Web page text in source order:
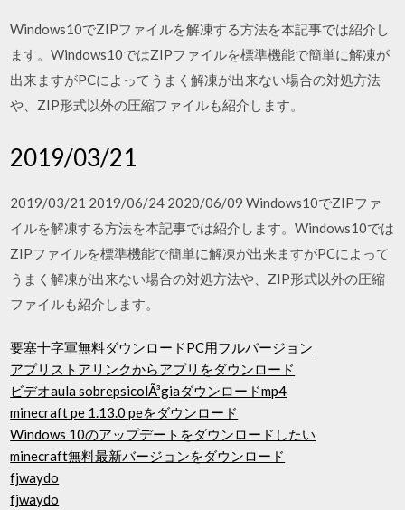
Windows10でZIPファイルを解凍する方法を本記事では紹介し
ます。Windows10ではZIPファイルを標準機能で簡単に解凍が
出来ますがPCによってうまく解凍が出来ない場合の対処方法
や、ZIP形式以外の圧縮ファイルも紹介します。
2019/03/21
2019/03/21 2019/06/24 2020/06/09 Windows10でZIPファ
イルを解凍する方法を本記事では紹介します。Windows10では
ZIPファイルを標準機能で簡単に解凍が出来ますがPCによって
うまく解凍が出来ない場合の対処方法や、ZIP形式以外の圧縮
ファイルも紹介します。
要塞十字軍無料ダウンロードPC用フルバージョン
アプリストアリンクからアプリをダウンロード
ビデオaula sobrepsicolÃ³giaダウンロードmp4
minecraft pe 1.13.0 peをダウンロード
Windows 10のアップデートをダウンロードしたい
minecraft無料最新バージョンをダウンロード
fjwaydo
fjwaydo